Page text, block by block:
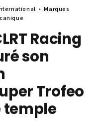
Marques
Racing
son
Trofeo
temple